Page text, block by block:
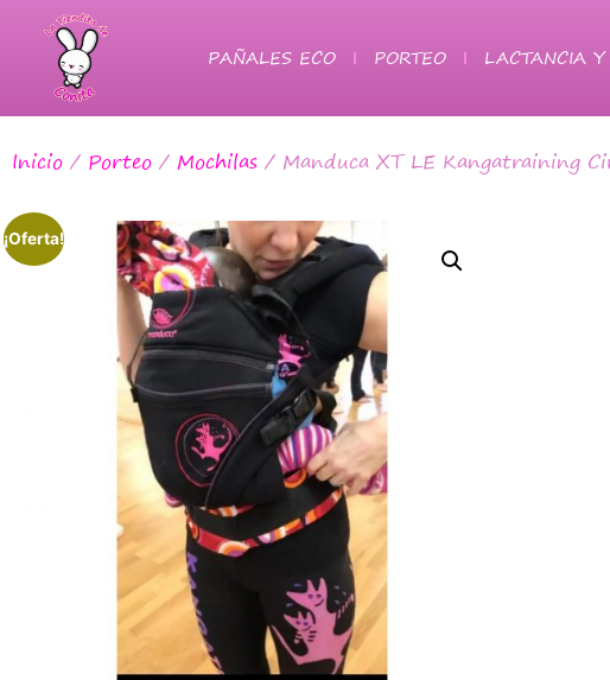
PAÑALES ECO PORTEO LACTANCIA
Inicio / Porteo / Mochilas / Manduca XT LE Kangatraining
¡Oferta!